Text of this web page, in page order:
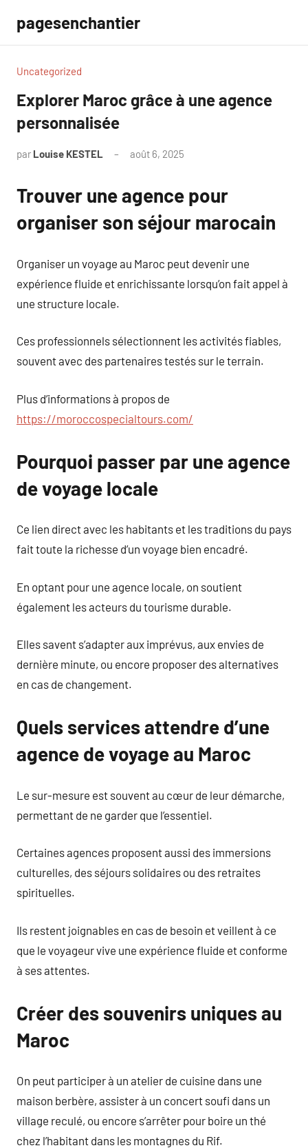
contenu
pagesenchantier
Uncategorized
Explorer Maroc grâce à une agence
personnalisée
par Louise KESTEL août 6, 2025
Trouver une agence pour
organiser son séjour marocain
Organiser un voyage au Maroc peut devenir une
expérience fluide et enrichissante lorsqu’on fait appel à
une structure locale.
Ces professionnels sélectionnent les activités fiables,
souvent avec des partenaires testés sur le terrain.
Plus d’informations à propos de
https://moroccospecialtours.com/
Pourquoi passer par une agence
de voyage locale
Ce lien direct avec les habitants et les traditions du pays
fait toute la richesse d’un voyage bien encadré.
En optant pour une agence locale, on soutient
également les acteurs du tourisme durable.
Elles savent s’adapter aux imprévus, aux envies de
dernière minute, ou encore proposer des alternatives
en cas de changement.
Quels services attendre d’une
agence de voyage au Maroc
Le sur-mesure est souvent au cœur de leur démarche,
permettant de ne garder que l’essentiel.
Certaines agences proposent aussi des immersions
culturelles, des séjours solidaires ou des retraites
spirituelles.
Ils restent joignables en cas de besoin et veillent à ce
que le voyageur vive une expérience fluide et conforme
à ses attentes.
Créer des souvenirs uniques au
Maroc
On peut participer à un atelier de cuisine dans une
maison berbère, assister à un concert soufi dans un
village reculé, ou encore s’arrêter pour boire un thé
chez l’habitant dans les montagnes du Rif.